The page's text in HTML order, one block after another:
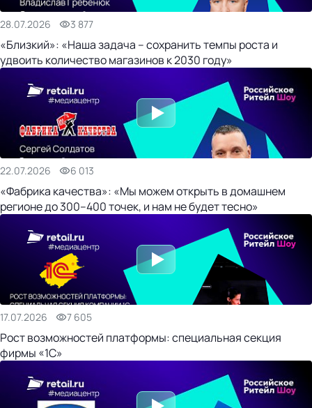
28.07.2026 3 877
«Близкий»: «Наша задача – сохранить темпы роста и
удвоить количество магазинов к 2030 году»
22.07.2026 6 013
«Фабрика качества»: «Мы можем открыть в домашнем
регионе до 300–400 точек, и нам не будет тесно»
17.07.2026 7 605
Рост возможностей платформы: специальная секция
фирмы «1С»